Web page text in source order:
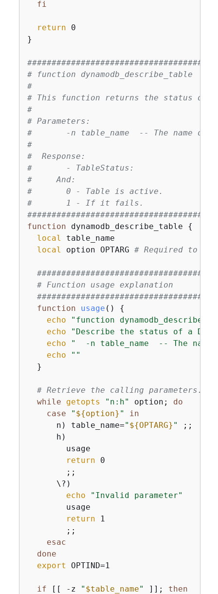
fi
return 0
}
# function dynamodb_describe_table
#
# This function returns the status of a
#
# Parameters:
#       -n table_name  -- The name of
#
#  Response:
#       - TableStatus:
#     And:
#       0 - Table is active.
#       1 - If it fails.
function dynamodb_describe_table {
local
table_name
local
option OPTARG # Required to
# Function usage explanation
function
usage () {
echo
"function
echo
"Describe the status of a
echo
"  -n table_name  -- The
echo
""
  }
# Retrieve the calling parameters.
while
getopts "n:h" option; do
case
" ${option} "
in
      n) table_name=
" ${OPTARG} "
;;
      h)
        usage
return 0
        ;;
      \?)
echo
"Invalid parameter"
        usage
return 1
        ;;
esac
done
export OPTIND=1
if [[ -z " $table_name" ]]; then